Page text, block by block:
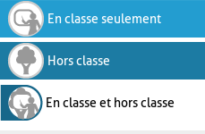
En classe seulement
Hors classe
En classe et hors classe